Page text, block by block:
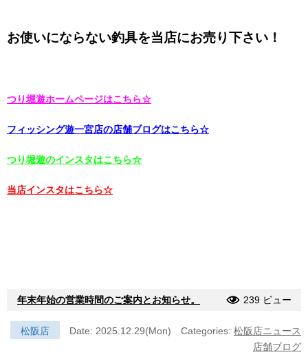
お使いにならない釣具を当店にお売り下さい！
つり堀遊ホームページはこちら☆
フィッシング遊一宮店の店舗ブログはこちら☆
つり堀遊のインスタはこちら☆
当店インスタはこちら☆
年末年始の営業時間のご案内とお知らせ。 239 ビュー
松阪店 Date: 2025.12.29(Mon) Categories: 松阪店ニュース
店舗ブログ